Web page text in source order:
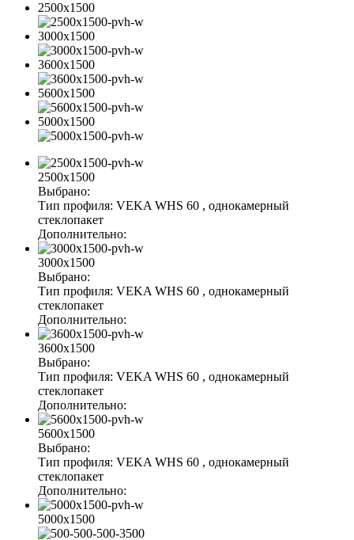
2500x1500
3000x1500
3600x1500
5600x1500
5000x1500
2500x1500
Выбрано:
Тип профиля: VEKA WHS 60 , однокамерный
стеклопакет
Дополнительно:
3000x1500
Выбрано:
Тип профиля: VEKA WHS 60 , однокамерный
стеклопакет
Дополнительно:
3600x1500
Выбрано:
Тип профиля: VEKA WHS 60 , однокамерный
стеклопакет
Дополнительно:
5600x1500
Выбрано:
Тип профиля: VEKA WHS 60 , однокамерный
стеклопакет
Дополнительно:
5000x1500